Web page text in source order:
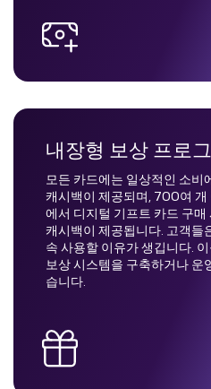
내장형 보상 프로
모든 카드에는 일상적인 소비
캐시백이 제공되며, 700여 개
에서 디지털 기프트 카드 구매
캐시백이 제공됩니다. 고객들
속 사용할 이유가 생깁니다.
보상 시스템을 구축하거나 운
습니다.